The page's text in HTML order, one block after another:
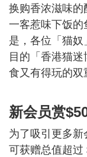
换购香浓滋味的
一客惹味下饭的
是，各位「猫
目的「香港猫
食又有得玩的双
新会员赏
为了吸引更多
可获赠总值超过